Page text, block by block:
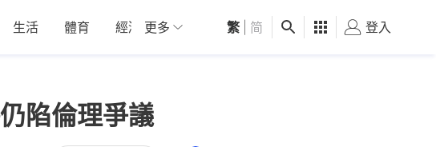
生活 體育 經濟 01深圳 觀點 健康 好食玩飛
更多 繁 简 登入
陷倫理爭議